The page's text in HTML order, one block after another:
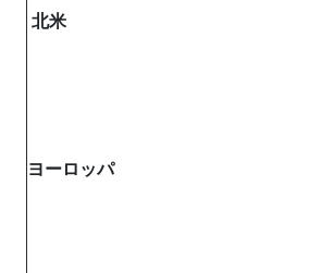
北米
ヨーロッパ